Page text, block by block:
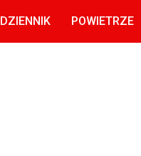
DZIENNIK POWIETRZE